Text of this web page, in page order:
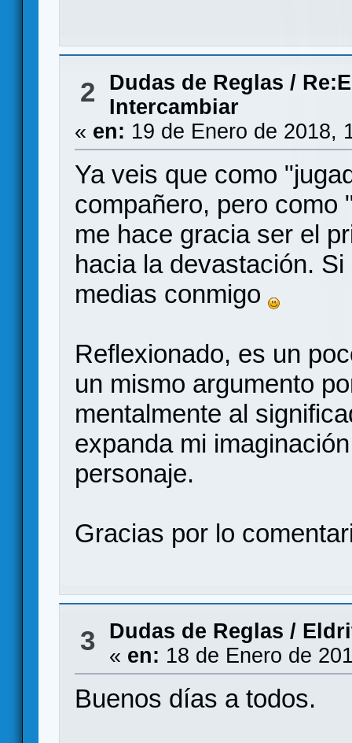
2 Dudas de Reglas /
Intercambiar
« en: 19 de Enero de 2018,
Ya veis que como
compañero, pero como
me hace gracia ser el
hacia la devastación.
medias conmigo
Reflexionado, es un
un mismo argumento
mentalmente al
expanda mi
personaje.
Gracias por lo
3 Dudas de Reglas /
« en: 18 de Enero de
Buenos días a todos.